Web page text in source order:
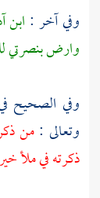
وفي آخر :
وارض بنصرتي
وفي الصحيح
وتعالى :من
ذكرته في ملأ